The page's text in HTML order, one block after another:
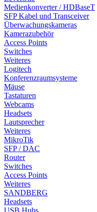
Medienkonverter / HDBaseT
SFP Kabel und Transceiver
Überwachungskameras
Kamerazubehör
Access Points
Switches
Weiteres
Logitech
Konferenzraumsysteme
Mäuse
Tastaturen
Webcams
Headsets
Lautsprecher
Weiteres
MikroTik
SFP / DAC
Router
Switches
Access Points
Weiteres
SANDBERG
Headsets
USB Hubs